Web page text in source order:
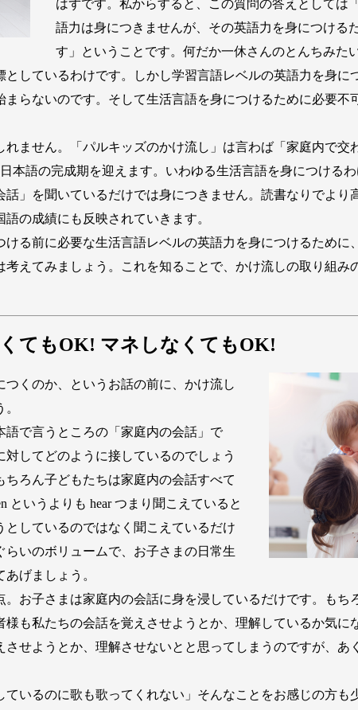
はずです。私からすると、この質問の答えとしては
語力は身につきませんが、その英語力を身につける
す」ということです。何だか一休さんのとんちみた
しているわけです。しかし学習言語レベルの英語力を身に
らないのです。そして生活言語を身につけるために必要不
ません。「パルキッズのかけ流し」は言わば「家庭内で交
本語の完成期を迎えます。いわゆる生活言語を身につける
」を聞いているだけでは身につきません。読書なりでより
の成績にも反映されていきます。
る前に必要な生活言語レベルの英語力を身につけるために
えてみましょう。これを知ることで、かけ流しの取り組み
てもOK! マネしなくてもOK!
くのか、というお話の前に、かけ流し
で言うところの「家庭内の会話」で
してどのように接しているのでしょう
ろん子どもたちは家庭内の会話すべて
というよりも hear つまり聞こえていると
しているのではなく聞こえているだけ
いのボリュームで、お子さまの日常生
げましょう。
お子さまは家庭内の会話に身を浸しているだけです。もち
も私たちの会話を覚えさせようとか、理解しているか気に
せようとか、理解させないとと思ってしまうのですが、あ
いるのに歌も歌ってくれない」そんなことをお感じの方も